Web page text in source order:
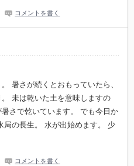
コメントを書く
暑さが続くとおもっていたら、
未は乾いた土を意味しますの
さで乾いています。 でも今日か
局の長生。 水が出始めます。 少
コメントを書く